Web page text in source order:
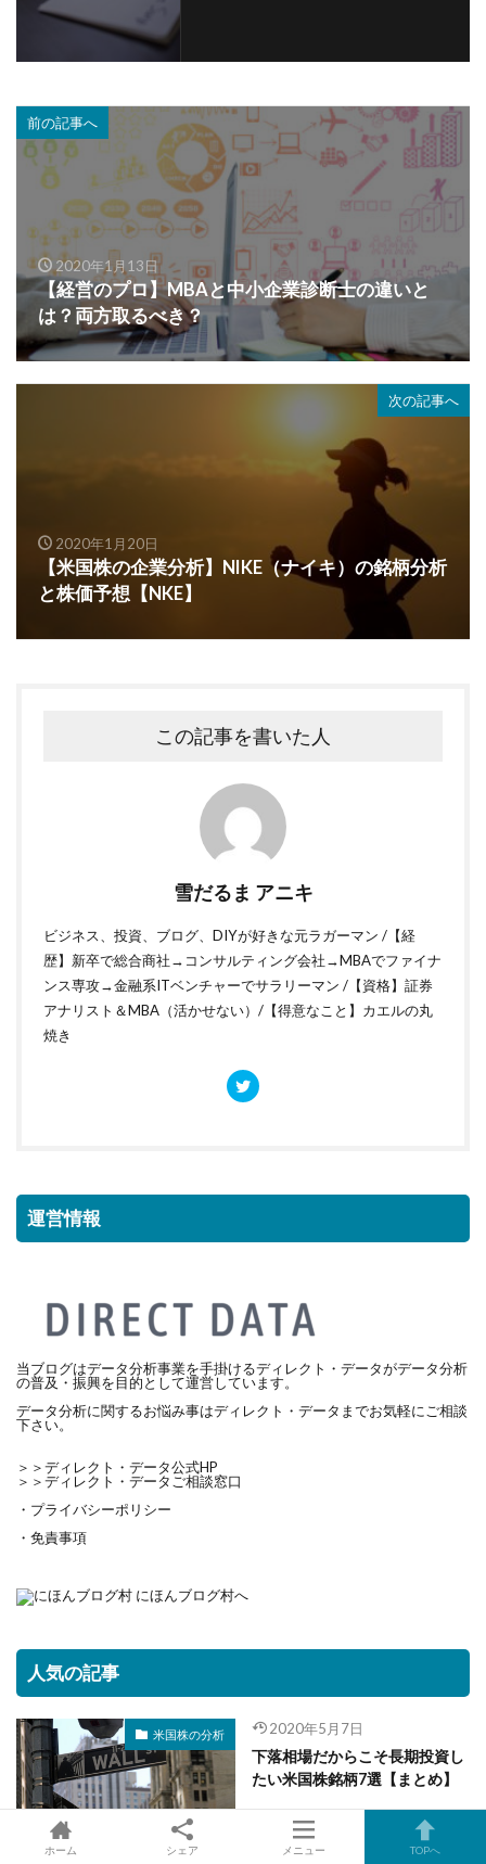
前の記事へ
2020年1月13日
【経営のプロ】MBAと中小企業診断士の違いと
は？両方取るべき？
次の記事へ
2020年1月20日
【米国株の企業分析】NIKE（ナイキ）の銘柄分析
と株価予想【NKE】
この記事を書いた人
雪だるま アニキ
ビジネス、投資、ブログ、DIYが好きな元ラガーマン /【経
歴】新卒で総合商社→コンサルティング会社→MBAでファイナ
ンス専攻→金融系ITベンチャーでサラリーマン /【資格】証券
アナリスト＆MBA（活かせない）/【得意なこと】カエルの丸
焼き
運営情報
当ブログはデータ分析事業を手掛けるディレクト・データがデータ分析
の普及・振興を目的として運営しています。
データ分析に関するお悩み事はディレクト・データまでお気軽にご相談
下さい。
＞＞ディレクト・データ公式HP
＞＞ディレクト・データご相談窓口
・プライバシーポリシー
・免責事項
人気の記事
米国株の分析 2020年5月7日
下落相場だからこそ長期投資し
たい米国株銘柄7選【まとめ】
ホーム シェア メニュー TOPへ